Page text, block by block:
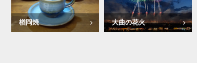
楢岡焼 大曲の花火